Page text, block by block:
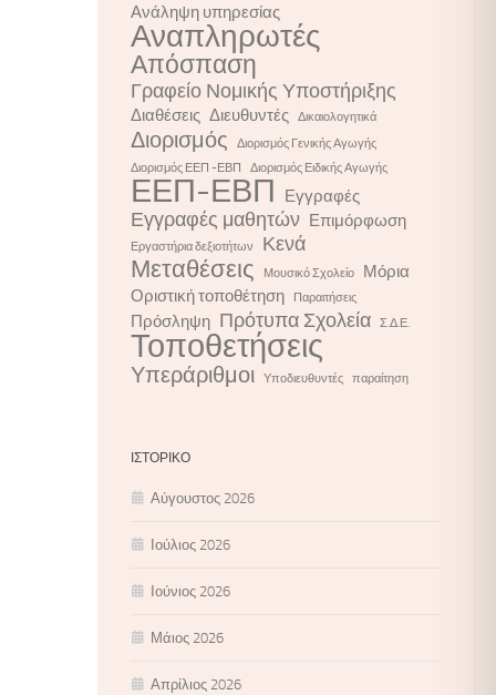
Ανάληψη υπηρεσίας
Αναπληρωτές
Απόσπαση
Γραφείο Νομικής Υποστήριξης
Διαθέσεις Διευθυντές Δικαιολογητικά
Διορισμός
Διορισμός Γενικής Αγωγής
Διορισμός ΕΕΠ -ΕΒΠ
Διορισμός Ειδικής Αγωγής
ΕΕΠ-ΕΒΠ Εγγραφές
Εγγραφές μαθητών Επιμόρφωση
Εργαστήρια δεξιοτήτων Κενά
Μεταθέσεις Μουσικό Σχολείο
Μόρια
Οριστική τοποθέτηση
Παραιτήσεις
Πρόσληψη Πρότυπα Σχολεία Σ.Δ.Ε.
Τοποθετήσεις
Υπεράριθμοι Υποδιευθυντές παραίτηση
ΙΣΤΟΡΙΚΌ
Αύγουστος 2026
Ιούλιος 2026
Ιούνιος 2026
Μάιος 2026
Απρίλιος 2026